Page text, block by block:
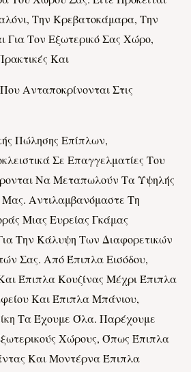
Την Κρεβατοκάμαρα, Την
Για Τον Εξωτερικό Σας Χώρο,
Και
Ανταποκρίνονται Στις
Πώλησης Επίπλων,
Σε Επαγγελματίες Του
Να Μεταπωλούν Τα Υψηλής
Μας. Αντιλαμβανόμαστε Τη
Μιας Ευρείας Γκάμας
Την Κάλυψη Των Διαφορετικών
Σας. Από Έπιπλα Εισόδου,
Έπιπλα Κουζίνας Μέχρι Έπιπλα
Και Έπιπλα Μπάνιου,
Τα Έχουμε Όλα. Παρέχουμε
Χώρους, Όπως Έπιπλα
Και Μοντέρνα Έπιπλα